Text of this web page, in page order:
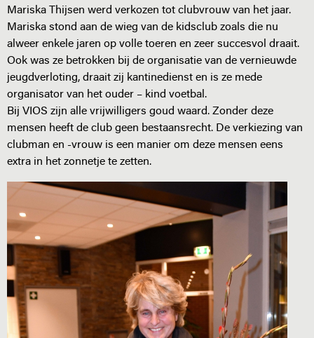
Mariska Thijsen werd verkozen tot clubvrouw van het jaar.
Mariska stond aan de wieg van de kidsclub zoals die nu
alweer enkele jaren op volle toeren en zeer succesvol draait.
Ook was ze betrokken bij de organisatie van de vernieuwde
jeugdverloting, draait zij kantinedienst en is ze mede
organisator van het ouder – kind voetbal.
Bij VIOS zijn alle vrijwilligers goud waard. Zonder deze
mensen heeft de club geen bestaansrecht. De verkiezing van
clubman en -vrouw is een manier om deze mensen eens
extra in het zonnetje te zetten.